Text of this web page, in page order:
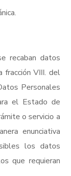
recaban datos
fracción VIII. del
Personales
el Estado de
o servicio a
enunciativa
los datos
que requieran